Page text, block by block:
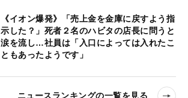
《イオン爆発》「売上金を金庫に戻すよう指
示した？」死者２名のハビタの店長に問うと
涙を流し…社員は「入口によっては入れたこ
ともあったようです」
ニュースランキングの一覧を見る